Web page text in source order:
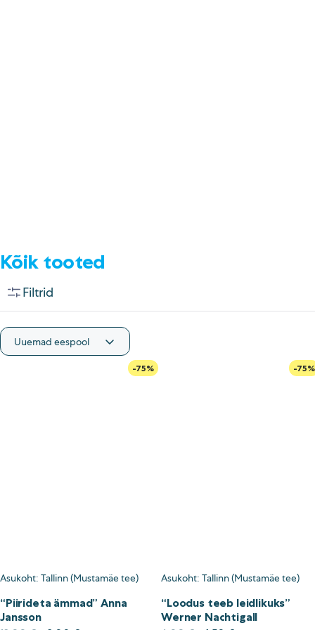
Kõik tooted
Filtrid
Asukoht
Tallinn (Sõpruse)
Tallinn (Tähesaju)
Tallinn (Tatari)
-75%
Asukoht: Tallinn (Mustamäe tee)
“Piirideta ämmad” Anna
Jansson
-75%
Asukoht: Tallinn (Mustamäe tee)
“Loodus teeb leidlikuks”
Werner Nachtigall